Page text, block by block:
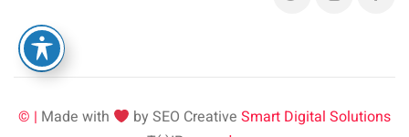
Made with by SEO CreativeSmart Digital Solutions | ©